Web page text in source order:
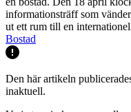
informationsträff som
ut ett rum till en
Bostad
Den här artikeln
inaktuell.